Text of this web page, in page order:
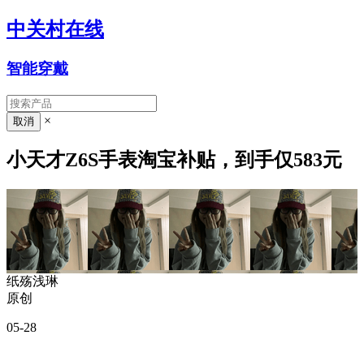
中关村在线
智能穿戴
×
小天才Z6S手表淘宝补贴，到手仅583元
纸殇浅琳
原创
05-28